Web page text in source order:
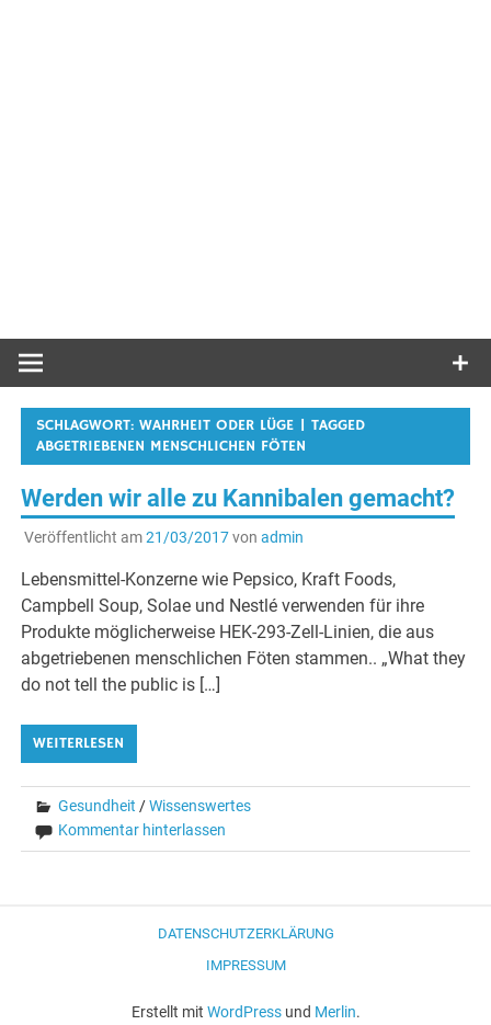
SCHLAGWORT:WAHRHEIT ODER LÜGE | TAGGED
ABGETRIEBENEN MENSCHLICHEN FÖTEN
Werden wir alle zu Kannibalen gemacht?
Veröffentlicht am21/03/2017von admin
Lebensmittel-Konzerne wie Pepsico, Kraft Foods,
Campbell Soup, Solae und Nestlé verwenden für ihre
Produkte möglicherweise HEK-293-Zell-Linien, die aus
abgetriebenen menschlichen Föten stammen.. „What they
do not tell the public is […]
WEITERLESEN
Gesundheit /Wissenswertes
Kommentar hinterlassen
DATENSCHUTZERKLÄRUNG
IMPRESSUM
Erstellt mit WordPressund Merlin.